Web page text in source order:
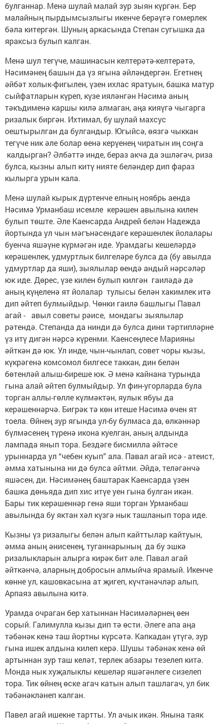
булганнар. Менә шулай малай зур зыян күргән. Бер
малайның пырдымсызлыгы икенче берәүгә гомерлек
бәла китергән. Шуның аркасында Степан сугышка да
яраксыз булып калган.
Менә шул тегүче, машинасын келтерәтә-келтерәтә,
Нәсимәнең башын да үз ягына әйләндергән. Егетнең
әйбәт холык-фигылен, үзен ихлас яратуын, башка матур
сыйфатларын күреп, күзе ияләнгән Нәсимә аның
тәкъдименә каршы килә алмаган, аңа кияүгә чыгарга
ризалык биргән. Ихтимал, бу шулай махсус
оештырылган да булгандыр. Югыйсә, өязгә чыккан
тегүче ник әле болар өенә керүенең чиратын иң соңга
калдырган? Әлбәттә инде, бераз акча да эшләгәч, риза
булса, кызны алып китү нияте беләндер дип фараз
кылырга урын кала.
Менә шулай кырык дүртенче елның ноябрь аенда
Нәсимә Урманбаш исемле керәшен авылына килен
булып төште. Әле Каенсарда Андрей белән Надежда
йортында ул чын мәгънәсендәге керәшенлек йолалары
буенча яшәүне күрмәгән иде. Урамдагы кешеләрдә
керәшенлек, удмуртлык билгеләре булса да (бу авылда
удмуртлар да яши), зыялылар өендә андый нәрсәләр
юк иде. Дөрес, үзе килен булып килгән гаиләдә дә
аның күңеленә ят йолалар тулысы белән хакимлек итә
дип әйтеп булмыйдыр. Чөнки гаилә башлыгы Павал
агай - авыл советы рәисе, мондагы зыялылар
рәтендә. Степанда да нинди дә булса дини тәртипләрне
үз итү дигән нәрсә күренми. Каенсеңлесе Марияны
әйткән дә юк. Ул инде, чын-чынлап, совет чоры кызы,
күкрәгенә комсомол билгесе таккан, дин белән
бөтенләй алыш-биреше юк. Ә менә кайнана турында
гына алай әйтеп булмыйдыр. Ул фин-угорларда була
торган аллы-гөлле күлмәктән, яулык ябуы да
керәшеннәрчә. Бигрәк тә көн итеше Нәсимә өчен ят
тоела. Өйнең зур ягында ул-бу булмаса да, өлкәннәр
бүлмәсенең түренә икона куелган, аның алдында
лампада янып тора. Бездәге бисмилла әйтәсе
урыннарда ул “чебен куып” ала. Павал агай исә - атеист,
әмма хатынына ни дә булса әйтми. Әйдә, теләгәнчә
яшәсен, ди. Нәсимәнең баштарак Каенсарда үзен
башка дөньяда дип хис итүе уен гына булган икән.
Бары тик керәшеннәр генә яши торган Урманбаш
авылында бу яктан хәл күзгә нык ташланып тора иде.
Кызны үз ризалыгы белән алып кайттылар кайтуын,
әмма аның әнисенең, туганнарының да бу эшкә
ризалыкларын алырга кирәк бит әле. Павал агай
әйткәнчә, аларның добросын алмыйча ярамый. Икенче
көнне ул, кашовкасына ат җигеп, күчтәнәчләр алып,
Арпаяз авылына китә.
Урамда очраган бер хатыннан Нәсимәләрнең өен
сорый. Галимулла кызы дип тә өсти. Әлеге апа аңа
тәбәнәк кенә таш йортны күрсәтә. Капкадан үтүгә, зур
гына ишек алдына килеп керә. Шушы тәбәнәк кенә өй
артыннан зур таш келәт, терлек абзары тезелеп китә.
Монда нык хуҗалыклы кешеләр яшәгәнлеге сизелеп
тора. Тик өйнең өске агач катын алып ташлагач, ул бик
тәбәнәкләнеп калган.
Павел агай ишекне тартты. Ул ачык икән. Янына таяк